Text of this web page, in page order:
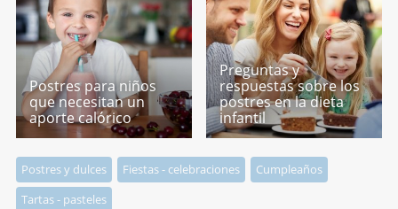
Postres para niños
que necesitan un
aporte calórico
Preguntas y
respuestas sobre los
postres en la dieta
infantil
Postres y dulces Fiestas - celebraciones
Cumpleaños
Tartas - pasteles